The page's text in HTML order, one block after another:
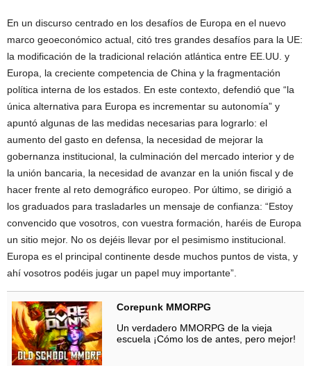
En un discurso centrado en los desafíos de Europa en el nuevo
marco geoeconómico actual, citó tres grandes desafíos para la UE:
la modificación de la tradicional relación atlántica entre EE.UU. y
Europa, la creciente competencia de China y la fragmentación
política interna de los estados. En este contexto, defendió que “la
única alternativa para Europa es incrementar su autonomía” y
apuntó algunas de las medidas necesarias para lograrlo: el
aumento del gasto en defensa, la necesidad de mejorar la
gobernanza institucional, la culminación del mercado interior y de
la unión bancaria, la necesidad de avanzar en la unión fiscal y de
hacer frente al reto demográfico europeo. Por último, se dirigió a
los graduados para trasladarles un mensaje de confianza: “Estoy
convencido que vosotros, con vuestra formación, haréis de Europa
un sitio mejor. No os dejéis llevar por el pesimismo institucional.
Europa es el principal continente desde muchos puntos de vista, y
ahí vosotros podéis jugar un papel muy importante”.
Corepunk MMORPG
Un verdadero MMORPG de la vieja
escuela ¡Cómo los de antes, pero mejor!